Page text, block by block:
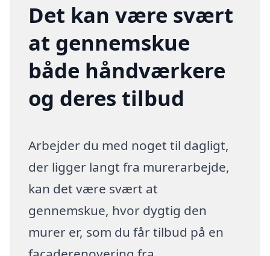
Det kan være svært
at gennemskue
både håndværkere
og deres tilbud
Arbejder du med noget til dagligt,
der ligger langt fra murerarbejde,
kan det være svært at
gennemskue, hvor dygtig den
murer er, som du får tilbud på en